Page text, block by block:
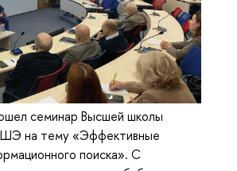
семинар Высшей школы
на тему «Эффективные
поиска». С